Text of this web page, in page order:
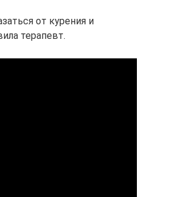
от курения и
терапевт.